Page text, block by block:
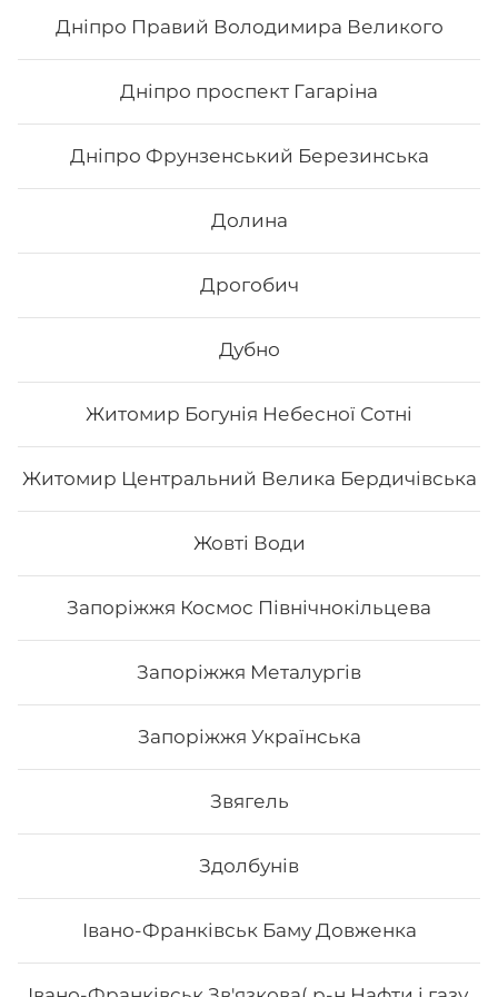
Дніпро Правий Володимира Великого
Дніпро проспект Гагаріна
Дніпро Фрунзенський Березинська
Долина
Дрогобич
Дубно
Житомир Богунія Небесної Сотні
Житомир Центральний Велика Бердичівська
Жовті Води
Запоріжжя Космос Північнокільцева
Запоріжжя Металургів
Запоріжжя Українська
Звягель
Здолбунів
Івано-Франківськ Баму Довженка
168
Чікен чілі
Склад: рис, норі, авокадо, курка, огірок, сир
Футомак зі смаженим тунцем